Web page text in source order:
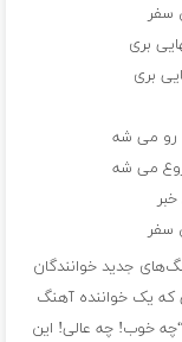
سفر
بری
بری
رو می شه
می شه
سفر
جدید خوانندگان
که یک خواننده آهنگ
خوب! چه عالی! این